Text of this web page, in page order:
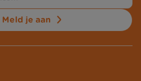
Meld je aan